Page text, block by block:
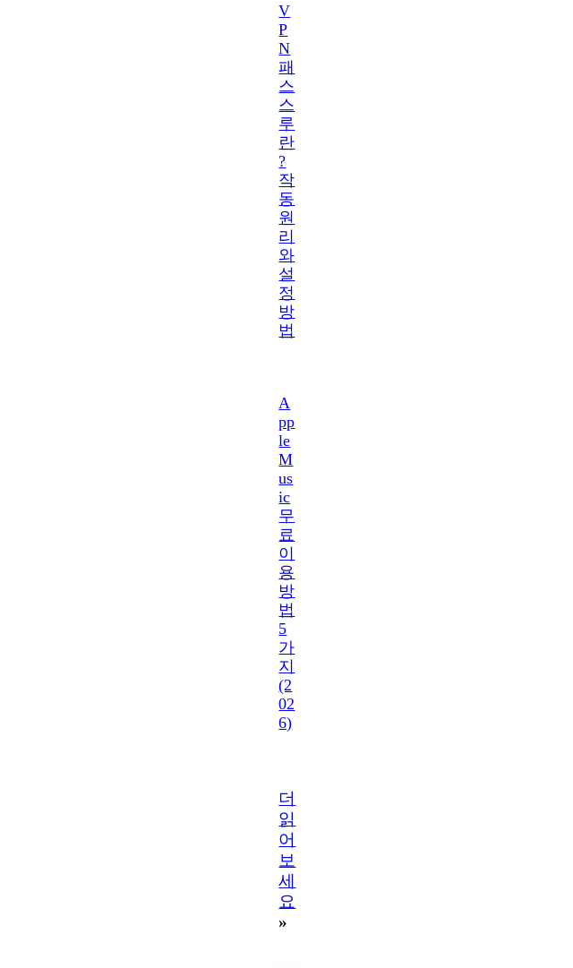
V
P
N
패
스
스
루
란
?
작
동
원
리
와
설
정
방
법
A
pp
le
M
us
ic
무
료
이
용
방
법
5
가
지
(2
02
6)
더
읽
어
보
세
요
»